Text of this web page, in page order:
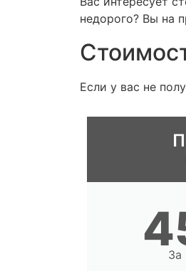
недорого? Вы на
Если у вас не
За